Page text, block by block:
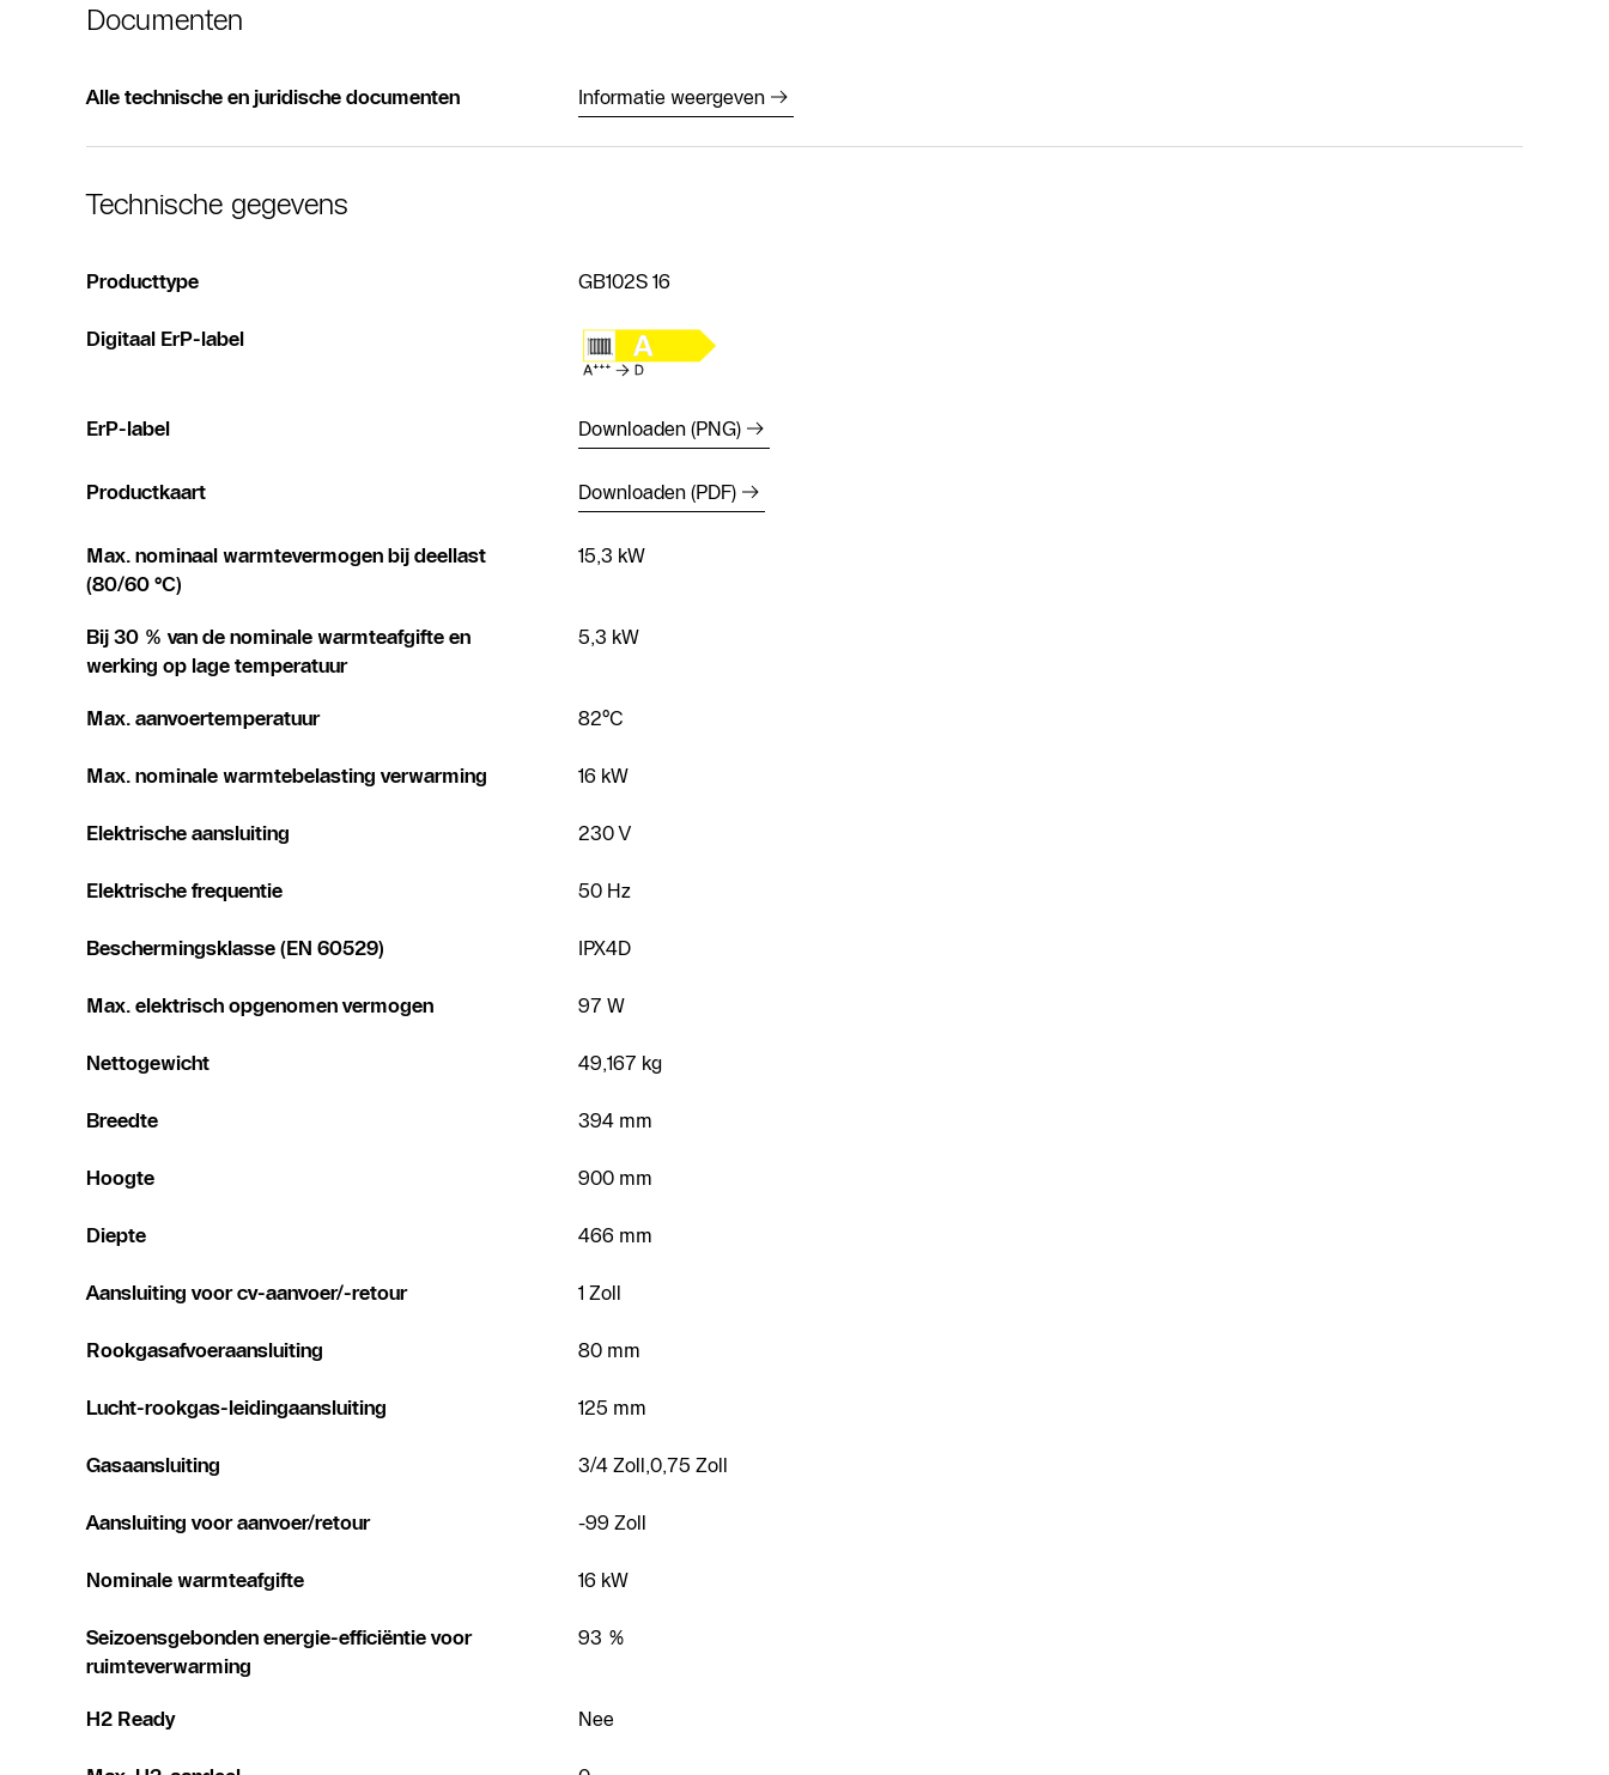
Documenten
Alle technische en juridische documenten Informatie weergeven
Technische gegevens
Producttype GB102S 16
Digitaal ErP-label
ErP-label Downloaden (PNG)
Productkaart Downloaden (PDF)
Max. nominaal warmtevermogen bij deellast
(80/60 °C)
15,3 kW
Bij 30 % van de nominale warmteafgifte en
werking op lage temperatuur
5,3 kW
Max. aanvoertemperatuur 82°C
Max. nominale warmtebelasting verwarming 16 kW
Elektrische aansluiting 230 V
Elektrische frequentie 50 Hz
Beschermingsklasse (EN 60529) IPX4D
Max. elektrisch opgenomen vermogen 97 W
Nettogewicht 49,167 kg
Breedte 394 mm
Hoogte 900 mm
Diepte 466 mm
Aansluiting voor cv-aanvoer/-retour 1 Zoll
Rookgasafvoeraansluiting 80 mm
Lucht-rookgas-leidingaansluiting 125 mm
Gasaansluiting 3/4 Zoll,0,75 Zoll
Aansluiting voor aanvoer/retour -99 Zoll
Nominale warmteafgifte 16 kW
Seizoensgebonden energie-efficiëntie voor
ruimteverwarming
93 %
H2 Ready Nee